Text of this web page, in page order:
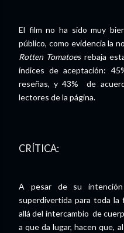
El film no ha sido muy
público, como evidencia la
Rotten Tomatoesrebaja
índices de aceptación:
reseñas, y 43% de
lectores de la página.
CRÍTICA:
A pesar de su
superdivertida para toda la
allá del intercambio de
a que da lugar, hacen que,